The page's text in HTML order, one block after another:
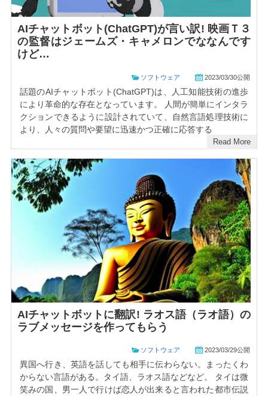
AIチャットボット(ChatGPT)が言い訳! 映画Ｔ３
の監督はジェームズ・キャメロンでななんです
けど…
ソフトウェア 2023/03/30公開
話題のAIチャットボット(ChatGPT)は、人工知能技術の進歩
により革命的な存在となっています。 人間が簡単にインタラ
クションできるように設計されていて、自然言語処理技術に
より、人々の質問や要望に迅速かつ正確に応答する
Read More
AIチャットボットに翻訳! ラオス語（ラオ語）の
ラブメッセージを作ってもらう
ソフトウェア 2023/03/29公開
異国へ行き、英語を話しても相手に伝わらない。まったくわ
からない言語がある。タイ語、ラオス語などなど。 タイは微
笑みの国、男一人で行けば恋人が出来ると言われた都市伝説